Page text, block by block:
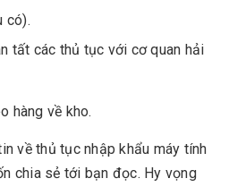
có).
tất các thủ tục với cơ quan hải
hàng về kho.
về thủ tục nhập khẩu máy tính
chia sẻ tới bạn đọc. Hy vọng